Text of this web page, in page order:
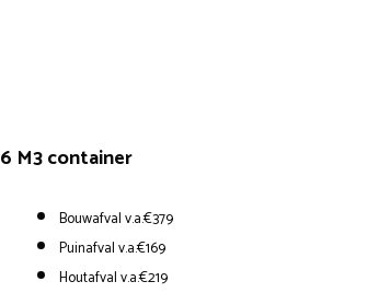
6 M3 container
Bouwafval v.a.€379
Puinafval v.a.€169
Houtafval v.a.€219